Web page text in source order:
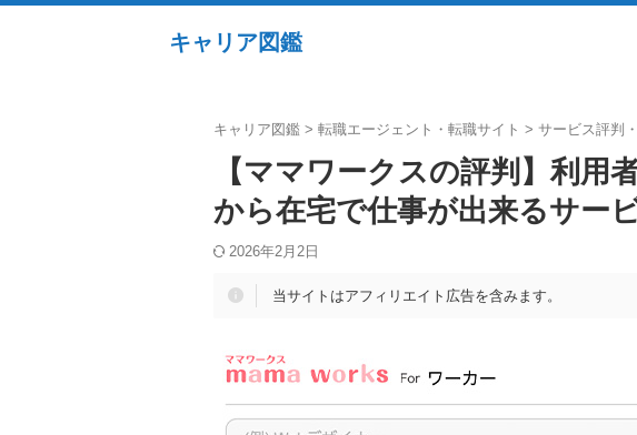
キャリア図鑑
キャリア図鑑 > 転職エージェント・転職サイト > サービス評判
【ママワークスの評判】利用
から在宅で仕事が出来るサー
2026年2月2日
当サイトはアフィリエイト広告を含みます。